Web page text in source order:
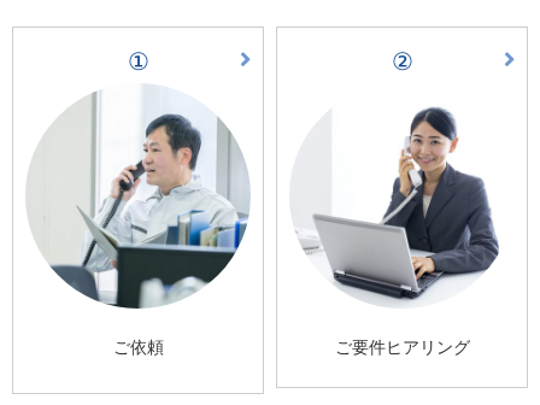
①
ご依頼
②
ご要件ヒアリング